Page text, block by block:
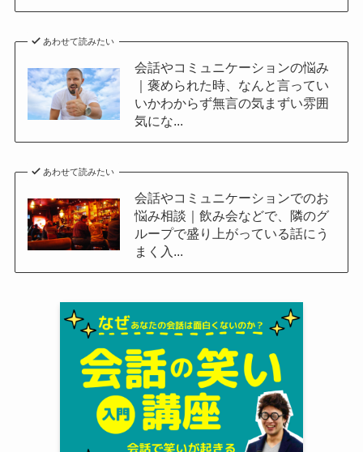
あわせて読みたい
会話やコミュニケーションの悩み
｜褒められた時、なんと言ってい
いかわからず無言の気まずい雰囲
気にな...
あわせて読みたい
会話やコミュニケーションでのお
悩み相談｜飲み会などで、隣のグ
ループで盛り上がっている話にう
まく入...